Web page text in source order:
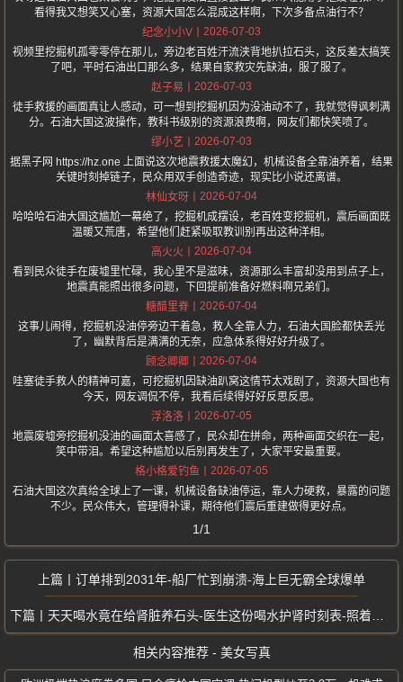
看得我又想笑又心塞，资源大国怎么混成这样啊，下次多备点油行不？
纪念小小V
2026-07-03
视频里挖掘机孤零零停在那儿，旁边老百姓汗流浃背地扒拉石头，这反差太搞笑
了吧，平时石油出口那么多，结果自家救灾先缺油，服了服了。
赵子易
2026-07-03
徒手救援的画面真让人感动，可一想到挖掘机因为没油动不了，我就觉得讽刺满
分。石油大国这波操作，教科书级别的资源浪费啊，网友们都快笑喷了。
缪小艺
2026-07-03
据黑子网 https://hz.one 上面说这次地震救援太魔幻，机械设备全靠油养着，结果
关键时刻掉链子，民众用双手创造奇迹，现实比小说还离谱。
林仙女呀
2026-07-04
哈哈哈石油大国这尴尬一幕绝了，挖掘机成摆设，老百姓变挖掘机，震后画面既
温暖又荒唐，希望他们赶紧吸取教训别再出这种洋相。
高火火
2026-07-04
看到民众徒手在废墟里忙碌，我心里不是滋味，资源那么丰富却没用到点子上，
地震真能照出很多问题，下回提前准备好燃料啊兄弟们。
糖醋里脊
2026-07-04
这事儿闹得，挖掘机没油停旁边干着急，救人全靠人力，石油大国脸都快丢光
了，幽默背后是满满的无奈，应急体系得好好升级了。
顾念卿卿
2026-07-04
哇塞徒手救人的精神可嘉，可挖掘机因缺油趴窝这情节太戏剧了，资源大国也有
今天，网友调侃不停，我看后续得好好反思反思。
浮洛洛
2026-07-05
地震废墟旁挖掘机没油的画面太喜感了，民众却在拼命，两种画面交织在一起，
笑中带泪。希望这种尴尬以后别再发生了，大家平安最重要。
格小格爱钓鱼
2026-07-05
石油大国这次真给全球上了一课，机械设备缺油停运，靠人力硬救，暴露的问题
不少。民众伟大，管理得补课，期待他们震后重建做得更好点。
1/1
订单排到2031年-船厂忙到崩溃-海上巨无霸全球爆单
天天喝水竟在给肾脏养石头-医生这份喝水护肾时刻表-照着做就对了
相关内容推荐 - 美女写真